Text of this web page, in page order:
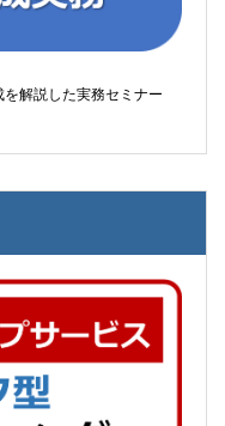
解説した実務セミナー